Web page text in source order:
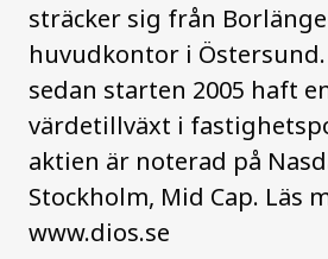
sträcker sig från
huvudkontor i
sedan starten 2005 haft
värdetillväxt i
aktien är noterad på
Stockholm, Mid Cap. Läs
www.dios.se